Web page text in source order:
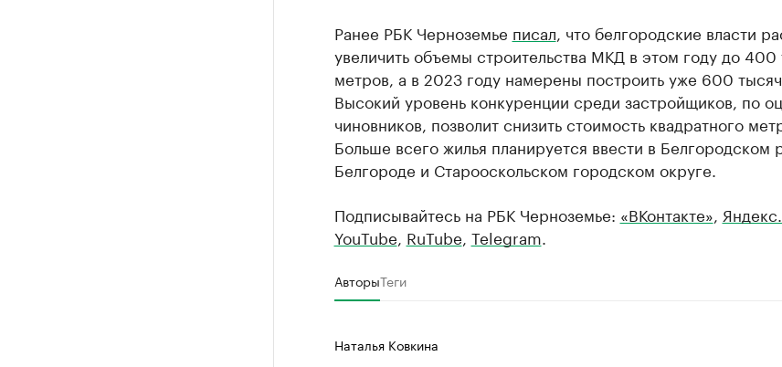
Ранее РБК Черноземье писал , что белгородские власти
увеличить объемы строительства МКД в этом году до 400
метров, а в 2023 году намерены построить уже 600
Высокий уровень конкуренции среди застройщиков, по
чиновников, позволит снизить стоимость квадратного
Больше всего жилья планируется ввести в Белгородском
Белгороде и Старооскольском городском округе.
Подписывайтесь на РБК Черноземье: «ВКонтакте»
YouTube RuTube Telegram
АвторыТеги
Наталья Ковкина